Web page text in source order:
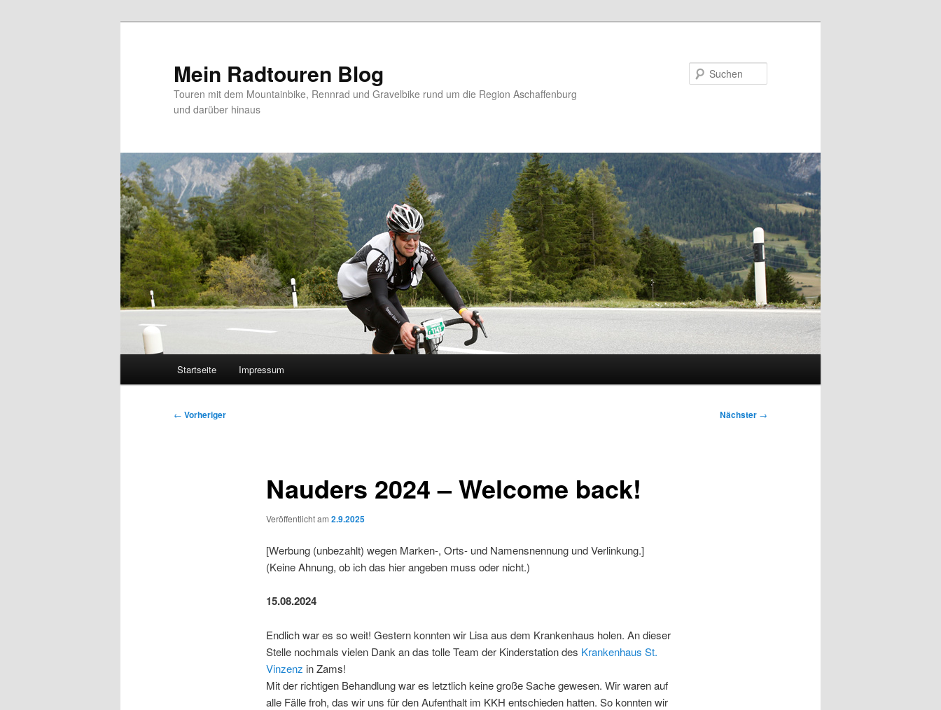
Mein Radtouren Blog
Touren mit dem Mountainbike, Rennrad und Gravelbike rund um die Region Aschaffenburg
und darüber hinaus
Startseite Impressum
Beitragsnavigation
← Vorheriger Nächster →
Nauders 2024 – Welcome back!
Veröffentlicht am 2.9.2025
[Werbung (unbezahlt) wegen Marken-, Orts- und Namensnennung und Verlinkung.]
(Keine Ahnung, ob ich das hier angeben muss oder nicht.)
15.08.2024
Endlich war es so weit! Gestern konnten wir Lisa aus dem Krankenhaus holen. An dieser
Stelle nochmals vielen Dank an das tolle Team der Kinderstation des Krankenhaus St.
Vinzenz in Zams!
Mit der richtigen Behandlung war es letztlich keine große Sache gewesen. Wir waren auf
alle Fälle froh, das wir uns für den Aufenthalt im KKH entschieden hatten. So konnten wir